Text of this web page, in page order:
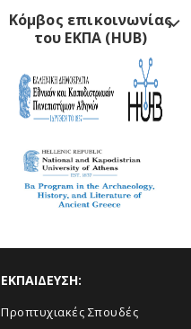
Κόμβος επικοινωνίας
του ΕΚΠΑ (HUB)
ΕΚΠΑΙΔΕΥΣΗ:
Προπτυχιακές Σπουδές